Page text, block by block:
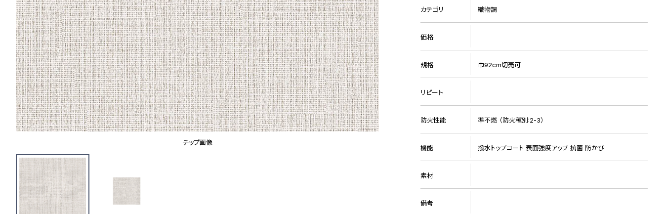
チップ画像
カテゴリ 織物調
価格
規格 巾92cm切売可
リピート
防火性能 準不燃 （防火種別:2-3）
機能 撥水トップコート 表面強度アップ 抗菌 防かび
素材
備考